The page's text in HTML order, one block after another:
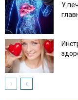
У